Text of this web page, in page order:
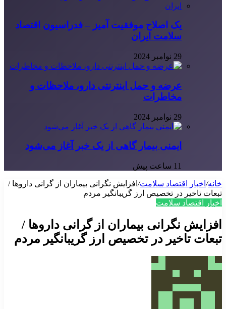
یک اصلاح موفقیت آمیز – فدراسیون اقتصاد
سلامت ایران
29 نوامبر 2024
عرضه و حمل اینترنتی دارو، ملاحظات و
مخاطرات
29 نوامبر 2024
ایمنی بیمار گاهی از یک خبر آغاز می‌شود
11 ساعت پیش
خانه/ اخبار اقتصاد سلامت/ افزایش نگرانی بیماران از گرانی داروها /
تبعات تاخیر در تخصیص ارز گریبانگیر مردم
اخبار اقتصاد سلامت
افزایش نگرانی بیماران از گرانی داروها /
تبعات تاخیر در تخصیص ارز گریبانگیر مردم